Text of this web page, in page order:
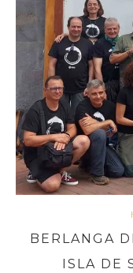
BERLANGA
ISLA DE